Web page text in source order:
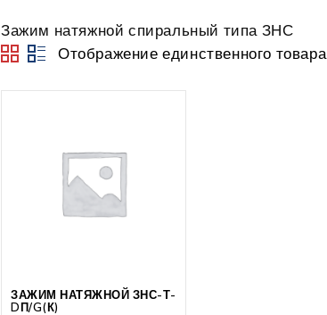
Зажим натяжной спиральный типа ЗНС
Отображение единственного товара
ЗАЖИМ НАТЯЖНОЙ ЗНС-Т-
DП/G(К)